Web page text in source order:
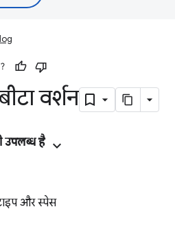
वर्शन
उपलब्ध है
और स्पेस